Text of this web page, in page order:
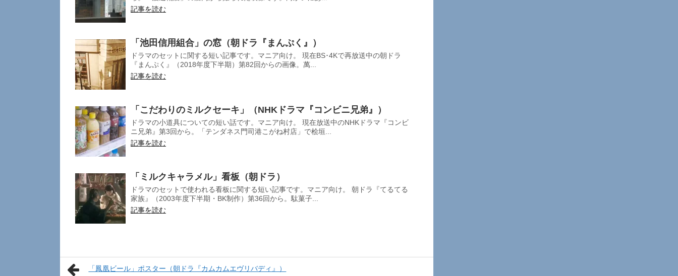
記事を読む
「池田信用組合」の窓（朝ドラ『まんぷく』）
ドラマのセットに関する短い記事です。マニア向け。 現在BS･4Kで再放送中の朝ドラ
『まんぷく』（2018年度下半期）第82回からの画像。萬...
記事を読む
「こだわりのミルクセーキ」（NHKドラマ『コンビニ兄弟』）
ドラマの小道具についての短い話です。マニア向け。 現在放送中のNHKドラマ『コンビ
ニ兄弟』第3回から。「テンダネス門司港こがね村店」で桧垣...
記事を読む
「ミルクキャラメル」看板（朝ドラ）
ドラマのセットで使われる看板に関する短い記事です。マニア向け。 朝ドラ『てるてる
家族』（2003年度下半期・BK制作）第36回から。駄菓子...
記事を読む
「鳳凰ビール」ポスター（朝ドラ『カムカムエヴリバディ』）